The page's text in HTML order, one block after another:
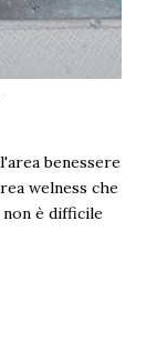
benessere
welness che
è difficile